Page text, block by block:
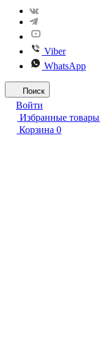
Viber
WhatsApp
Поиск
Войти
Избранные товары
Корзина 0